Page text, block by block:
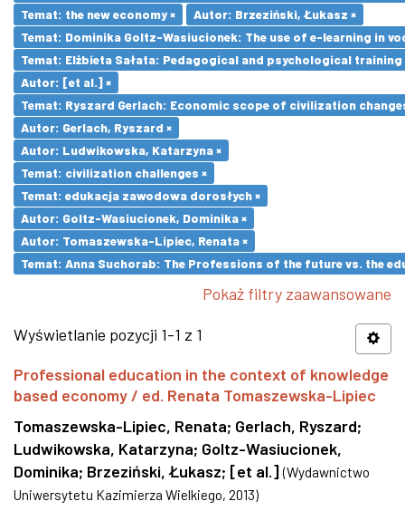
Temat: the new economy ×
Autor: Brzeziński, Łukasz ×
Temat: Dominika Goltz-Wasiucionek: The use of e-learning in
Temat: Elżbieta Sałata: Pedagogical and psychological
Autor: [et al.] ×
Temat: Ryszard Gerlach: Economic scope of civilization
Autor: Gerlach, Ryszard ×
Autor: Ludwikowska, Katarzyna ×
Temat: civilization challenges ×
Temat: edukacja zawodowa dorosłych ×
Autor: Goltz-Wasiucionek, Dominika ×
Autor: Tomaszewska-Lipiec, Renata ×
Temat: Anna Suchorab: The Professions of the future vs. the
Pokaż filtry zaawansowane
Wyświetlanie pozycji 1-1 z 1
Professional education in the context of knowledge
based economy / ed. Renata Tomaszewska-Lipiec
Tomaszewska-Lipiec, Renata; Gerlach, Ryszard;
Ludwikowska, Katarzyna; Goltz-Wasiucionek,
Dominika; Brzeziński, Łukasz; [et al.] (Wydawnictwo
Uniwersytetu Kazimierza Wielkiego, 2013)